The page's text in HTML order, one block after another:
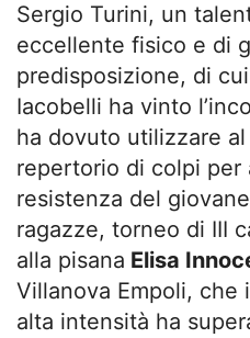
Sergio Turini, un
eccellente fisico e di
predisposizione, di
Iacobelli ha vinto
ha dovuto utilizzare
repertorio di colpi per
resistenza del
ragazze, torneo di III
alla pisana Elisa
Villanova Empoli, che
alta intensità ha